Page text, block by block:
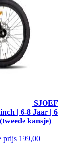
SJOEF
| 6-8 Jaar | 6
kansje)
prijs 199,00